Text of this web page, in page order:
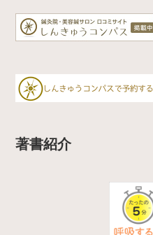
a
gr
m
著書紹介